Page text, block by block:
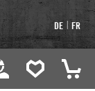
DE | FR